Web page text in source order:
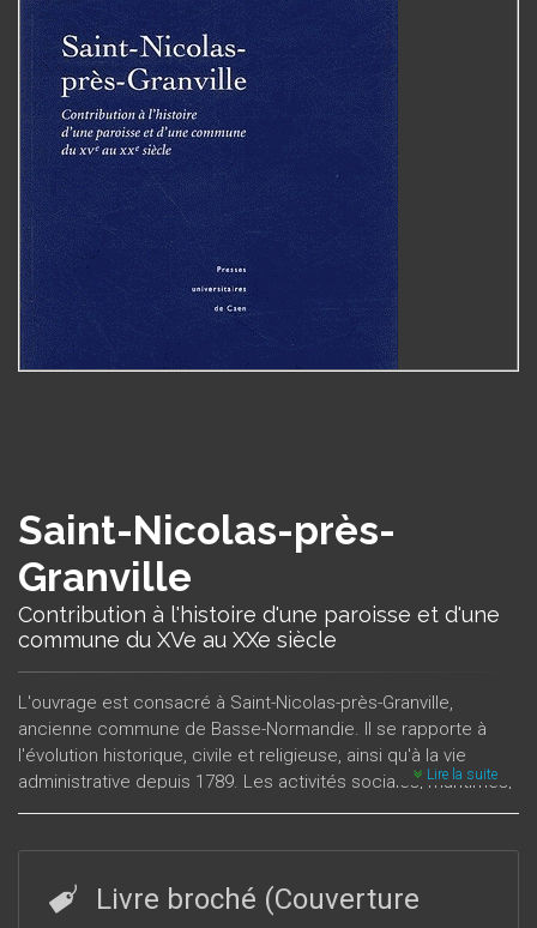
Saint-Nicolas-près-
Granville
Contribution à l'histoire d'une paroisse et d'une
commune du XVe au XXe siècle
L'ouvrage est consacré à Saint-Nicolas-près-Granville,
ancienne commune de Basse-Normandie. Il se rapporte à
l'évolution historique, civile et religieuse, ainsi qu'à la vie
administrative depuis 1789. Les activités sociales, maritimes,
et économiques sont mise en valeur, ainsi que l'impact des
d'apprécier la qualité et la diversité du patrimoine qui fait
l'originalité et la richesse de cette ancienne commune,
Lire la suite
Livre broché (Couverture